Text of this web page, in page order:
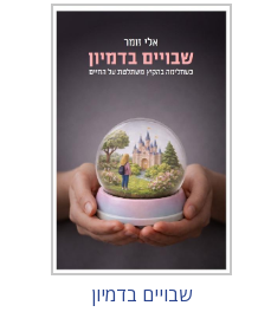
שבויים בדמיון